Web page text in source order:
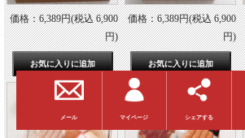
価格：6,389円(税込 6,900
円)
価格：6,389円(税込 6,900
円)
メール マイページ シェアする